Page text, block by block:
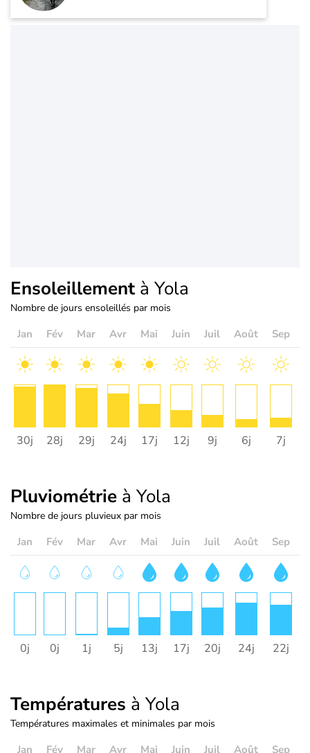
Ensoleillement à Yola
Nombre de jours ensoleillés par mois
Jan Fév Mar Avr Mai Juin Juil Août Sep
30j 28j 29j 24j 17j 12j 9j 6j 7j
Pluviométrie à Yola
Nombre de jours pluvieux par mois
Jan Fév Mar Avr Mai Juin Juil Août Sep
0j 0j 1j 5j 13j 17j 20j 24j 22j
Températures à Yola
Températures maximales et minimales par mois
Jan Fév Mar Avr Mai Juin Juil Août Sep